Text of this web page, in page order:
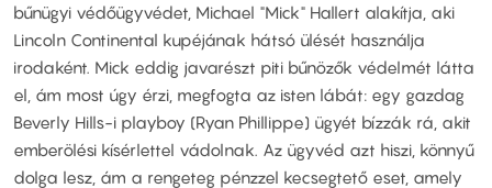
bűnügyi védőügyvédet, Michael "Mick" Hallert alakítja, aki
Lincoln Continental kupéjának hátsó ülését használja
irodaként. Mick eddig javarészt piti bűnözők védelmét látta
el, ám most úgy érzi, megfogta az isten lábát: egy gazdag
Beverly Hills-i playboy (Ryan Phillippe) ügyét bízzák rá, akit
emberölési kísérlettel vádolnak. Az ügyvéd azt hiszi, könnyű
dolga lesz, ám a rengeteg pénzzel kecsegtető eset, amely